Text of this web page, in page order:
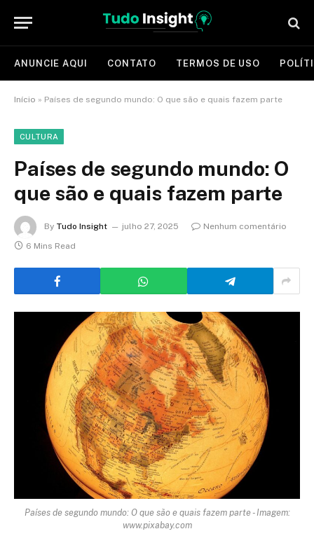
ANUNCIE AQUI CONTATO TERMOS DE USO
Início » Países de segundo mundo: O que são e quais fazem parte
CULTURA
Países de segundo mundo: O
que são e quais fazem parte
By Tudo Insight julho 27, 2025
Nenhum comentário
6 Mins Read
Países de segundo mundo: O que são e quais fazem parte - Imagem:
www.pixabay.com